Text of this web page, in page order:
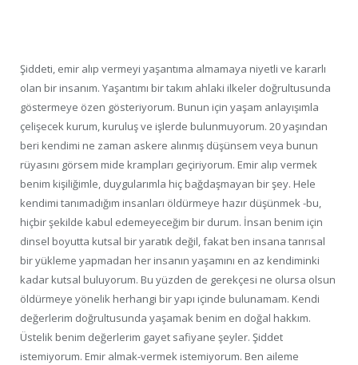
Şiddeti, emir alıp vermeyi yaşantıma almamaya niyetli ve kararlı
olan bir insanım. Yaşantımı bir takım ahlaki ilkeler doğrultusunda
göstermeye özen gösteriyorum. Bunun için yaşam anlayışımla
çelişecek kurum, kuruluş ve işlerde bulunmuyorum. 20 yaşından
beri kendimi ne zaman askere alınmış düşünsem veya bunun
rüyasını görsem mide krampları geçiriyorum. Emir alıp vermek
benim kişiliğimle, duygularımla hiç bağdaşmayan bir şey. Hele
kendimi tanımadığım insanları öldürmeye hazır düşünmek -bu,
hiçbir şekilde kabul edemeyeceğim bir durum. İnsan benim için
dinsel boyutta kutsal bir yaratık değil, fakat ben insana tanrısal
bir yükleme yapmadan her insanın yaşamını en az kendiminki
kadar kutsal buluyorum. Bu yüzden de gerekçesi ne olursa olsun
öldürmeye yönelik herhangi bir yapı içinde bulunamam. Kendi
değerlerim doğrultusunda yaşamak benim en doğal hakkım.
Üstelik benim değerlerim gayet safiyane şeyler. Şiddet
istemiyorum. Emir almak-vermek istemiyorum. Ben aileme